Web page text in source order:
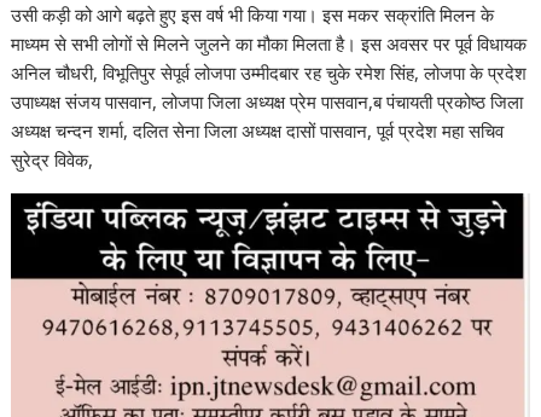
उसी कड़ी को आगे बढ़ते हुए इस वर्ष भी किया गया। इस मकर सक्रांति मिलन के
माध्यम से सभी लोगों से मिलने जुलने का मौका मिलता है। इस अवसर पर पूर्व विधायक
अनिल चौधरी, विभूतिपुर सेपूर्व लोजपा उम्मीदबार रह चुके रमेश सिंह, लोजपा के प्रदेश
उपाध्यक्ष संजय पासवान, लोजपा जिला अध्यक्ष प्रेम पासवान,ब पंचायती प्रकोष्ठ जिला
अध्यक्ष चन्दन शर्मा, दलित सेना जिला अध्यक्ष दासों पासवान, पूर्व प्रदेश महा सचिव
सुरेद्र विवेक,